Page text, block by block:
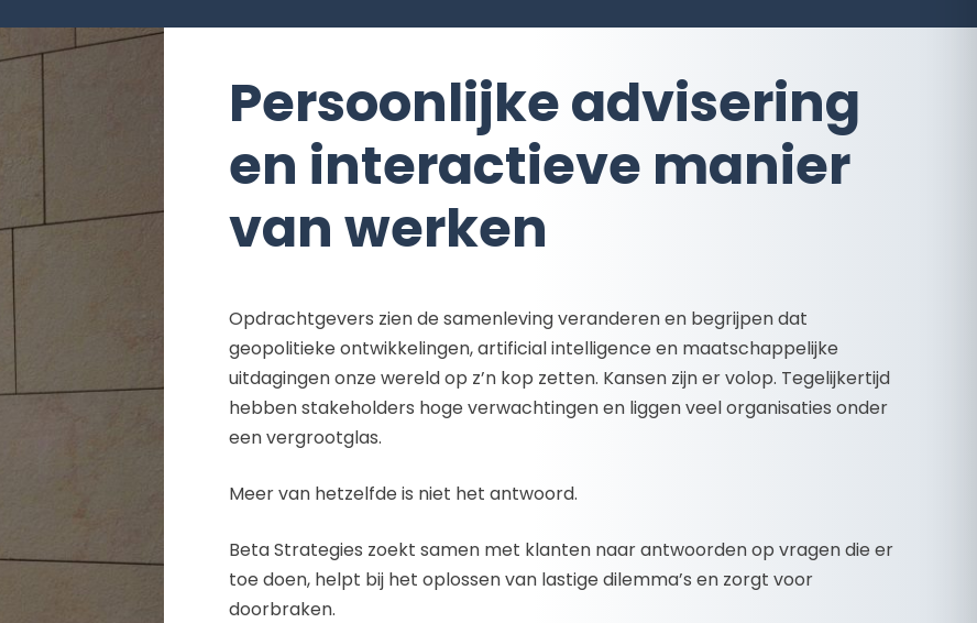
Persoonlijke advisering
en interactieve manier
van werken
Opdrachtgevers zien de samenleving veranderen en begrijpen dat
geopolitieke ontwikkelingen, artificial intelligence en maatschappelijke
uitdagingen onze wereld op z’n kop zetten. Kansen zijn er volop. Tegelijkertijd
hebben stakeholders hoge verwachtingen en liggen veel organisaties onder
een vergrootglas.
Meer van hetzelfde is niet het antwoord.
Beta Strategies zoekt samen met klanten naar antwoorden op vragen die er
toe doen, helpt bij het oplossen van lastige dilemma’s en zorgt voor
doorbraken.